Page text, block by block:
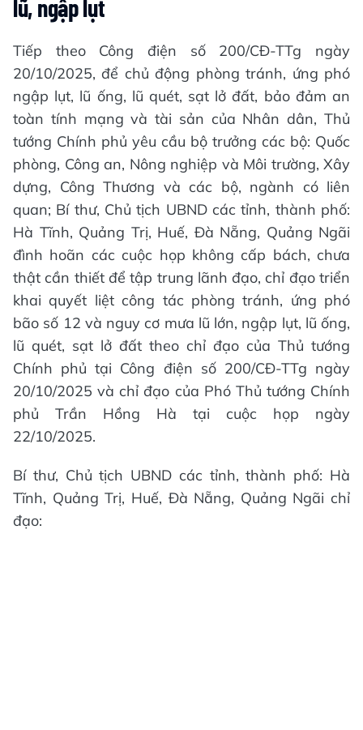
lũ, ngập lụt
Tiếp theo Công điện số 200/CĐ-TTg ngày
20/10/2025, để chủ động phòng tránh, ứng phó
ngập lụt, lũ ống, lũ quét, sạt lở đất, bảo đảm an
toàn tính mạng và tài sản của Nhân dân, Thủ
tướng Chính phủ yêu cầu bộ trưởng các bộ: Quốc
phòng, Công an, Nông nghiệp và Môi trường, Xây
dựng, Công Thương và các bộ, ngành có liên
quan; Bí thư, Chủ tịch UBND các tỉnh, thành phố:
Hà Tĩnh, Quảng Trị, Huế, Đà Nẵng, Quảng Ngãi
đình hoãn các cuộc họp không cấp bách, chưa
thật cần thiết để tập trung lãnh đạo, chỉ đạo triển
khai quyết liệt công tác phòng tránh, ứng phó
bão số 12 và nguy cơ mưa lũ lớn, ngập lụt, lũ ống,
lũ quét, sạt lở đất theo chỉ đạo của Thủ tướng
Chính phủ tại Công điện số 200/CĐ-TTg ngày
20/10/2025 và chỉ đạo của Phó Thủ tướng Chính
phủ Trần Hồng Hà tại cuộc họp ngày
22/10/2025.
Bí thư, Chủ tịch UBND các tỉnh, thành phố: Hà
Tĩnh, Quảng Trị, Huế, Đà Nẵng, Quảng Ngãi chỉ
đạo: